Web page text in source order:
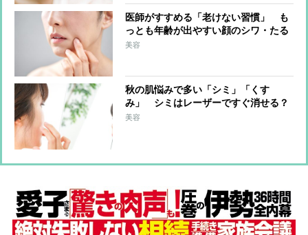
医師がすすめる「老けない習慣」 も
っとも年齢が出やすい顔のシワ・たる
みの原因と対処法
美容
秋の肌悩みで多い「シミ」「くす
み」 シミはレーザーですぐ消せる？
アラフィフのシミ事情も踏まえ美容皮
美容